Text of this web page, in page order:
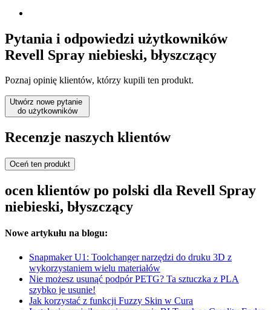
Pytania i odpowiedzi użytkowników
Revell Spray niebieski, błyszczący
Poznaj opinię klientów, którzy kupili ten produkt.
Utwórz nowe pytanie
do użytkowników
Recenzje naszych klientów
Oceń ten produkt
ocen klientów po polski dla Revell Spray
niebieski, błyszczący
Nowe artykułu na blogu:
Snapmaker U1: Toolchanger narzędzi do druku 3D z
wykorzystaniem wielu materiałów
Nie możesz usunąć podpór PETG? Ta sztuczka z PLA
szybko je usunie!
Jak korzystać z funkcji Fuzzy Skin w Cura